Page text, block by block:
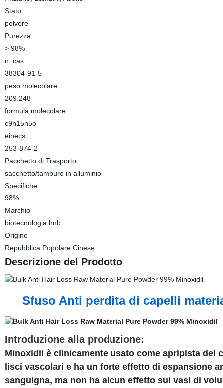
Stato
polvere
Purezza
> 98%
n. cas
38304-91-5
peso molecolare
209.248
formula molecolare
c9h15n5o
einecs
253-874-2
Pacchetto di Trasporto
sacchetto/tamburo in alluminio
Specifiche
98%
Marchio
biotecnologia hnb
Origine
Repubblica Popolare Cinese
Descrizione del Prodotto
Sfuso Anti perdita di capelli
Introduzione alla produzione:
Minoxidil è clinicamente usato come apripista del
lisci vascolari e ha un forte effetto di espansione
sanguigna, ma non ha alcun effetto sui vasi di